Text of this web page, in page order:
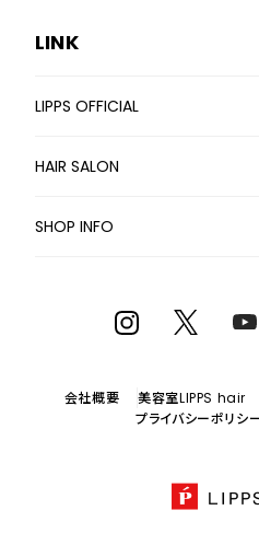
会社概要 美容室LIPPS hair
プライバシーポリシ
LINK
LIPPS OFFICIAL
HAIR SALON
SHOP INFO